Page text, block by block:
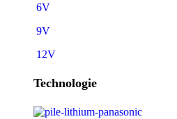
6V
9V
12V
Technologie